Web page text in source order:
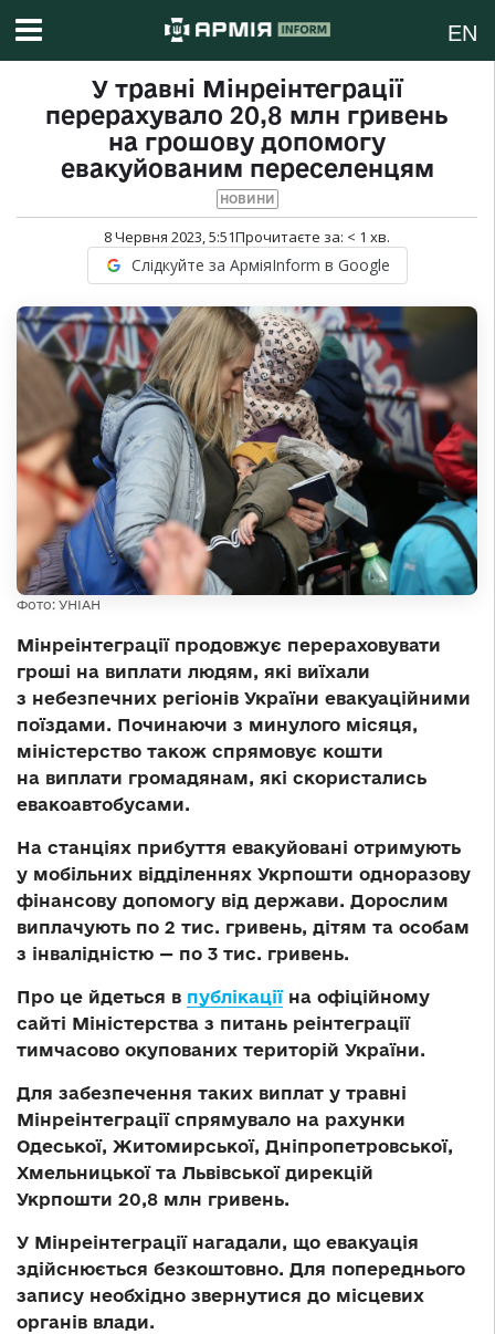
EN
У травні Мінреінтеграції
перерахувало 20,8 млн гривень
на грошову допомогу
евакуйованим переселенцям
НОВИНИ
8 Червня 2023, 5:51Прочитаєте за: < 1 хв.
Слідкуйте за АрміяInform в Google
Фото: УНІАН
Мінреінтеграції продовжує перераховувати
гроші на виплати людям, які виїхали
з небезпечних регіонів України евакуаційними
поїздами. Починаючи з минулого місяця,
міністерство також спрямовує кошти
на виплати громадянам, які скористались
евакоавтобусами.
На станціях прибуття евакуйовані отримують
у мобільних відділеннях Укрпошти одноразову
фінансову допомогу від держави. Дорослим
виплачують по 2 тис. гривень, дітям та особам
з інвалідністю — по 3 тис. гривень.
Про це йдеться в публікаціїна офіційному
сайті Міністерства з питань реінтеграції
тимчасово окупованих територій України.
Для забезпечення таких виплат у травні
Мінреінтеграції спрямувало на рахунки
Одеської, Житомирської, Дніпропетровської,
Хмельницької та Львівської дирекцій
Укрпошти 20,8 млн гривень.
У Мінреінтеграції нагадали, що евакуація
здійснюється безкоштовно. Для попереднього
запису необхідно звернутися до місцевих
органів влади.